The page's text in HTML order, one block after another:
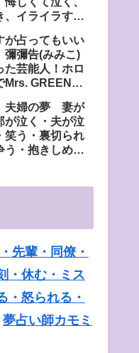
、イライラす
が占ってもいい
彌彌告(みみこ)
た芸能人！ホロ
Mrs. GREEN
夫婦の夢 妻が
が泣く・夫が泣
笑う・裏切られ
う・抱きしめ合
先輩・同僚・
・休む・ミス
・怒られる・
夢占い師カモミ